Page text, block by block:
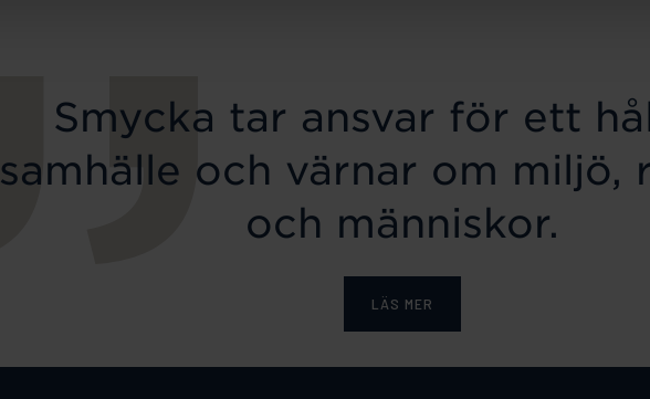
Smycka tar ansvar för ett
samhälle och värnar om miljö,
och människor.
LÄS MER